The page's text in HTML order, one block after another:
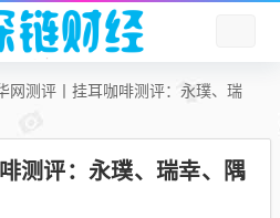
网测评丨挂耳咖啡测评：永璞、瑞
测评：永璞、瑞幸、隅